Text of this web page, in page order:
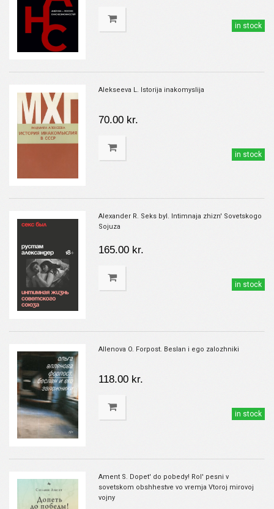
in stock
Alekseeva L. Istorija inakomyslija
70.00 kr.
in stock
Alexander R. Seks byl. Intimnaja zhizn' Sovetskogo
Sojuza
165.00 kr.
in stock
Allenova O. Forpost. Beslan i ego zalozhniki
118.00 kr.
in stock
Ament S. Dopet' do pobedy! Rol' pesni v
sovetskom obshhestve vo vremja Vtoroj mirovoj
vojny